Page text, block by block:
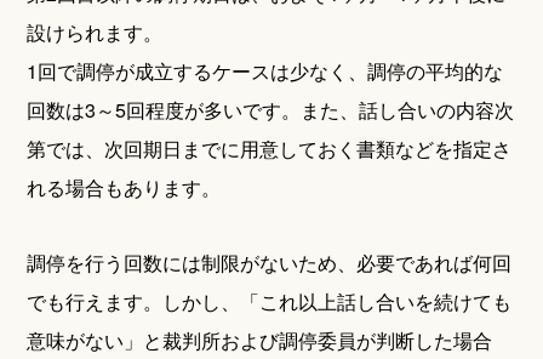
設けられます。
1回で調停が成立するケースは少なく、調停の平均的な
回数は3～5回程度が多いです。また、話し合いの内容次
第では、次回期日までに用意しておく書類などを指定さ
れる場合もあります。
調停を行う回数には制限がないため、必要であれば何回
でも行えます。しかし、「これ以上話し合いを続けても
意味がない」と裁判所および調停委員が判断した場合